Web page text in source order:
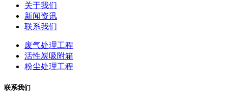
关于我们
新闻资讯
联系我们
废气处理工程
活性炭吸附箱
粉尘处理工程
联系我们